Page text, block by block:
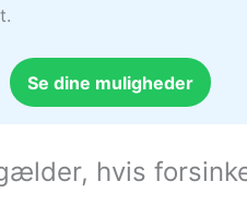
Se dine muligheder
hvis